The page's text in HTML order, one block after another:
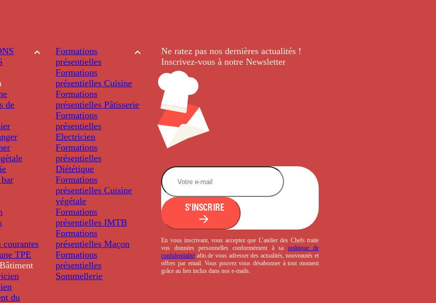
de
courantes
TPE
Bâtiment
du
Formations
présentielles
Formations
présentielles Cuisine
Formations
présentielles Pâtisserie
Formations
présentielles
Electricien
Formations
présentielles
Diététique
Formations
présentielles Cuisine
végétale
Formations
présentielles IMTB
Formations
présentielles Maçon
Formations
présentielles
Sommellerie
Ne ratez pas nos dernièresactualités !
Inscrivez-vous à notre Newsletter.
S'INSCRIRE
En vous inscrivant, vous acceptez que L’atelier des Chefs traite
vos données personnelles conformément à sa politique de
confidentialité afin de vous adresser des actualités, nouveautés et
offres par email. Vous pouvez vous désabonner à tout moment
grâce au lien inclus dans nos e-mails.